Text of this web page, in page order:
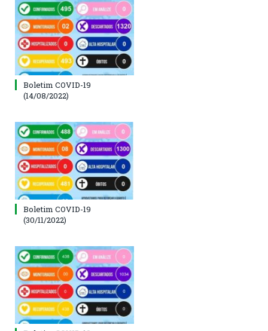
Boletim COVID-19
(14/08/2022)
Boletim COVID-19
(30/11/2022)